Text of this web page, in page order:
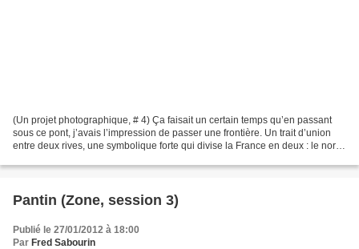
(Un projet photographique, # 4) Ça faisait un certain temps qu’en passant
sous ce pont, j’avais l’impression de passer une frontière. Un trait d’union
entre deux rives, une symbolique forte qui divise la France en deux : le nord
Pantin (Zone, session 3)
Publié le 27/01/2012 à 18:00
Par Fred Sabourin